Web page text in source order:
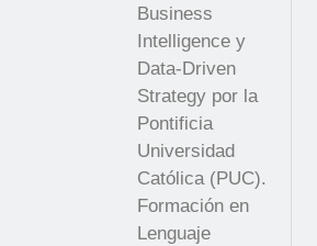
Business
Intelligence y
Data-Driven
Strategy por la
Pontificia
Universidad
Católica (PUC).
Formación en
Lenguaje